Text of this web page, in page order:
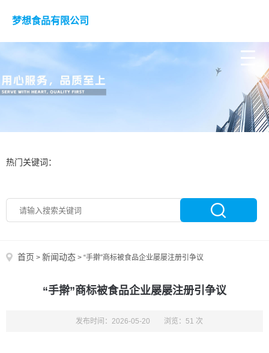
梦想食品有限公司
热门关键词：
首页 > 新闻动态 > “手擀”商标被食品企业屡屡注册引争议
“手擀”商标被食品企业屡屡注册引争议
发布时间：2026-05-20 浏览：51 次